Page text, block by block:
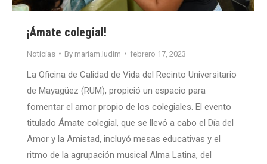
¡Ámate colegial!
Noticias By mariam.ludim febrero 17, 2023
La Oficina de Calidad de Vida del Recinto Universitario
de Mayagüez (RUM), propició un espacio para
fomentar el amor propio de los colegiales. El evento
titulado Ámate colegial, que se llevó a cabo el Día del
Amor y la Amistad, incluyó mesas educativas y el
ritmo de la agrupación musical Alma Latina, del